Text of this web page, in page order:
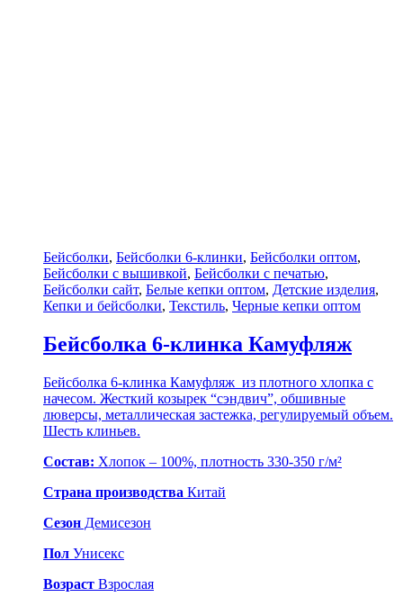
Бейсболки, Бейсболки 6-клинки, Бейсболки оптом,
Бейсболки с вышивкой, Бейсболки с печатью,
Бейсболки сайт, Белые кепки оптом, Детские изделия,
Кепки и бейсболки, Текстиль, Черные кепки оптом
Бейсболка 6-клинка Камуфляж
Бейсболка 6-клинка Камуфляж из плотного хлопка с
начесом. Жесткий козырек “сэндвич”, обшивные
люверсы, металлическая застежка, регулируемый объем.
Шесть клиньев.
Состав: Хлопок – 100%, плотность 330-350 г/м²
Страна производства Китай
Сезон Демисезон
Пол Унисекс
Возраст Взрослая